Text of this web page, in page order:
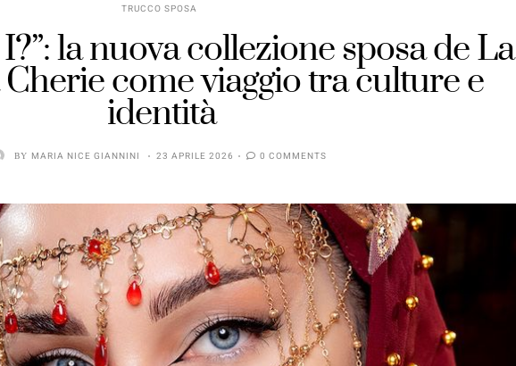
TRUCCO SPOSA
la nuova collezione sposa de La
come viaggio tra culture e
identità
BY MARIA NICE GIANNINI 23 APRILE 2026 0 COMMENTS